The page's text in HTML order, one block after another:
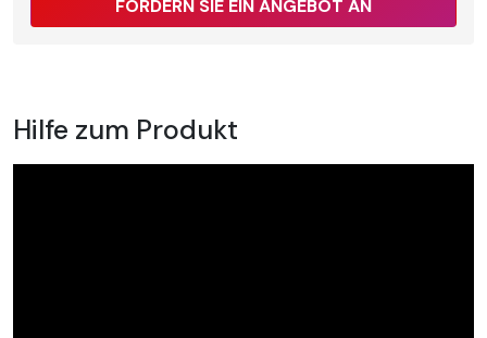
FORDERN SIE EIN ANGEBOT AN
Hilfe zum Produkt